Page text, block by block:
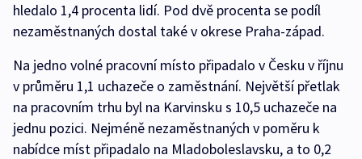
hledalo 1,4 procenta lidí. Pod dvě procenta se podíl
nezaměstnaných dostal také v okrese Praha-západ.
Na jedno volné pracovní místo připadalo v Česku v říjnu
v průměru 1,1 uchazeče o zaměstnání. Největší přetlak
na pracovním trhu byl na Karvinsku s 10,5 uchazeče na
jednu pozici. Nejméně nezaměstnaných v poměru k
nabídce míst připadalo na Mladoboleslavsku, a to 0,2